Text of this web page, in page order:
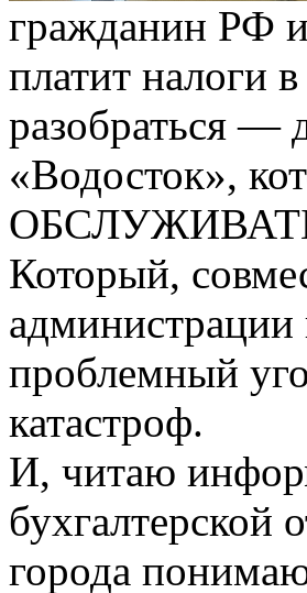
гражданин РФ
платит налоги
разобраться —
«Водосток»,
Который,
проблемный
катастроф.
И, читаю
города